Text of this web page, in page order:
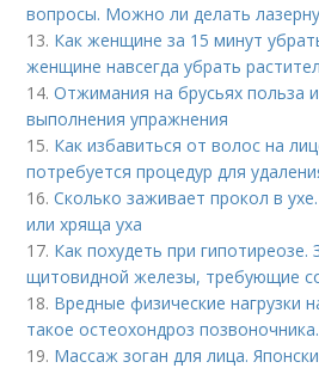
вопросы. Можно ли делать
13. Как женщине за 15 минут
женщине навсегда убрать
14.Отжимания на брусьях польза
выполнения упражнения
15. Как избавиться от волос на
потребуется процедур для
16.Сколько заживает прокол в
или хряща уха
17. Как похудеть при гипотиреозе.
щитовидной железы, требующие
18. Вредные физические нагрузки
такое остеохондроз позвоночника.
19. Массаж зоган для лица.